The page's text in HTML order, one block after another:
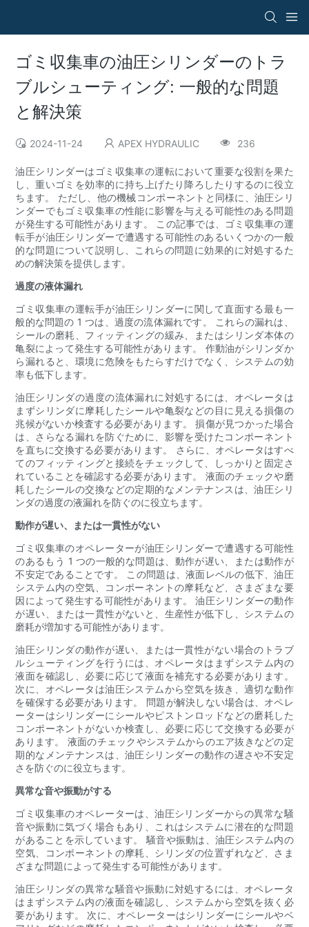
ゴミ収集車の油圧シリンダーのトラ
ブルシューティング: 一般的な問題
と解決策
2024-11-24 APEX HYDRAULIC 236
油圧シリンダーはゴミ収集車の運転において重要な役割を果た
し、重いゴミを効率的に持ち上げたり降ろしたりするのに役立
ちます。 ただし、他の機械コンポーネントと同様に、油圧シリ
ンダーでもゴミ収集車の性能に影響を与える可能性のある問題
が発生する可能性があります。 この記事では、ゴミ収集車の運
転手が油圧シリンダーで遭遇する可能性のあるいくつかの一般
的な問題について説明し、これらの問題に効果的に対処するた
めの解決策を提供します。
過度の液体漏れ
ゴミ収集車の運転手が油圧シリンダーに関して直面する最も一
般的な問題の 1 つは、過度の流体漏れです。 これらの漏れは、
シールの磨耗、フィッティングの緩み、またはシリンダ本体の
亀裂によって発生する可能性があります。 作動油がシリンダか
ら漏れると、環境に危険をもたらすだけでなく、システムの効
率も低下します。
油圧シリンダの過度の流体漏れに対処するには、オペレータは
まずシリンダに摩耗したシールや亀裂などの目に見える損傷の
兆候がないか検査する必要があります。 損傷が見つかった場合
は、さらなる漏れを防ぐために、影響を受けたコンポーネント
を直ちに交換する必要があります。 さらに、オペレータはすべ
てのフィッティングと接続をチェックして、しっかりと固定さ
れていることを確認する必要があります。 液面のチェックや磨
耗したシールの交換などの定期的なメンテナンスは、油圧シリ
ンダの過度の液漏れを防ぐのに役立ちます。
動作が遅い、または一貫性がない
ゴミ収集車のオペレーターが油圧シリンダーで遭遇する可能性
のあるもう 1 つの一般的な問題は、動作が遅い、または動作が
不安定であることです。 この問題は、液面レベルの低下、油圧
システム内の空気、コンポーネントの摩耗など、さまざまな要
因によって発生する可能性があります。 油圧シリンダーの動作
が遅い、または一貫性がないと、生産性が低下し、システムの
磨耗が増加する可能性があります。
油圧シリンダの動作が遅い、または一貫性がない場合のトラブ
ルシューティングを行うには、オペレータはまずシステム内の
液面を確認し、必要に応じて液面を補充する必要があります。
次に、オペレータは油圧システムから空気を抜き、適切な動作
を確保する必要があります。 問題が解決しない場合は、オペレ
ーターはシリンダーにシールやピストンロッドなどの磨耗した
コンポーネントがないか検査し、必要に応じて交換する必要が
あります。 液面のチェックやシステムからのエア抜きなどの定
期的なメンテナンスは、油圧シリンダーの動作の遅さや不安定
さを防ぐのに役立ちます。
異常な音や振動がする
ゴミ収集車のオペレーターは、油圧シリンダーからの異常な騒
音や振動に気づく場合もあり、これはシステムに潜在的な問題
があることを示しています。 騒音や振動は、油圧システム内の
空気、コンポーネントの摩耗、シリンダの位置ずれなど、さま
ざまな問題によって発生する可能性があります。
油圧シリンダの異常な騒音や振動に対処するには、オペレータ
はまずシステム内の液面を確認し、システムから空気を抜く必
要があります。 次に、オペレーターはシリンダーにシールやベ